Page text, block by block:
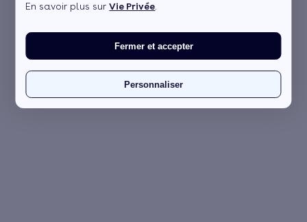
En savoir plus surVie Privée
Fermer et accepter
Personnaliser